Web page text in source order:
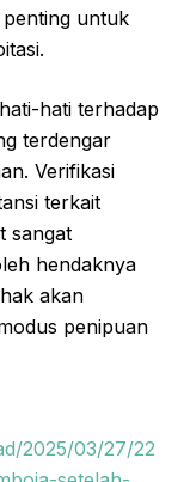
untuk
hati terhadap
terdengar
Verifikasi
terkait
sangat
hendaknya
akan
penipuan
2025/03/27/22